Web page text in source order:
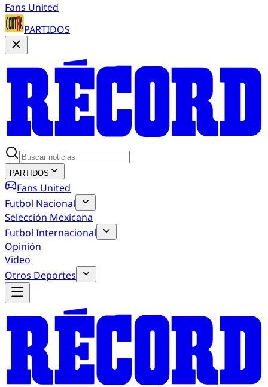
Fans United
PARTIDOS
PARTIDOS
Fans United
Futbol Nacional
Selección Mexicana
Futbol Internacional
Opinión
Video
Otros Deportes